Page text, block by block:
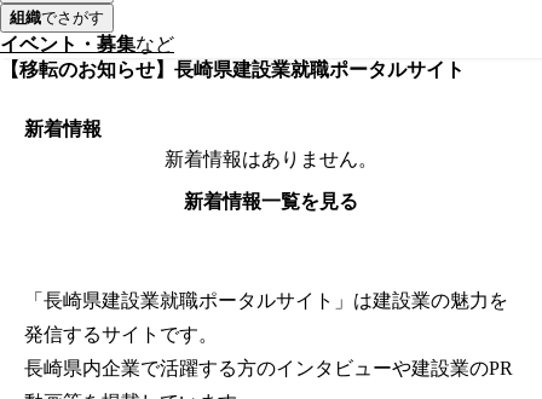
組織でさがす
イベント・募集など
【移転のお知らせ】長崎県建設業就職ポータルサイト
新着情報
新着情報はありません。
新着情報一覧を見る
「長崎県建設業就職ポータルサイト」は建設業の魅力を
発信するサイトです。
長崎県内企業で活躍する方のインタビューや建設業のPR